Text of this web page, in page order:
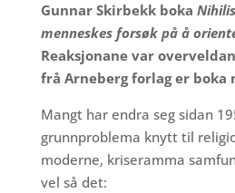
Gunnar Skirbekk boka
menneskes forsøk på å
Reaksjonane var
frå Arneberg forlag er
Mangt har endra seg sidan
grunnproblema knytt til
moderne, kriseramma
vel så det: